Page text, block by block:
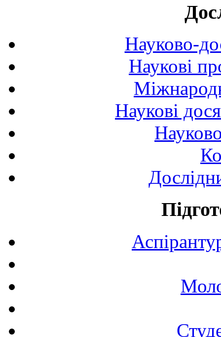
Науково-
Наукові
Наукові